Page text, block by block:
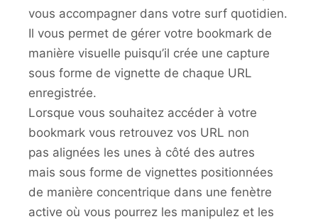
vous accompagner dans votre surf quotidien.
Il vous permet de gérer votre bookmark de
manière visuelle puisqu’il crée une capture
sous forme de vignette de chaque URL
enregistrée.
Lorsque vous souhaitez accéder à votre
bookmark vous retrouvez vos URL non
pas alignées les unes à côté des autres
mais sous forme de vignettes positionnées
de manière concentrique dans une fenètre
active où vous pourrez les manipulez et les